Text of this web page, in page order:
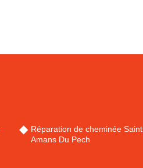
Réparation de cheminée Saint
Amans Du Pech